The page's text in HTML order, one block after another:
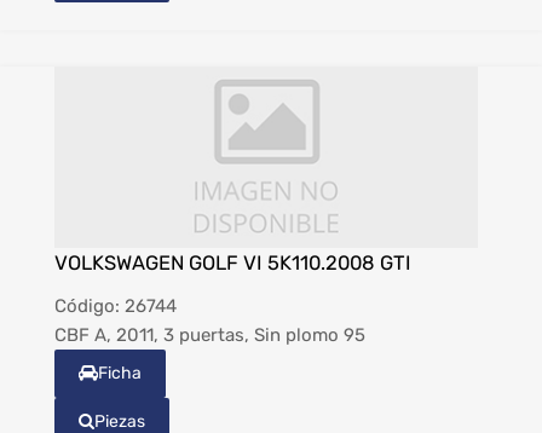
VOLKSWAGEN GOLF VI 5K110.2008 GTI
Código: 26744
CBF A, 2011, 3 puertas, Sin plomo 95
Ficha
Piezas